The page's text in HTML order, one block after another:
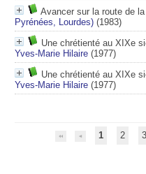
Avancer sur la route de
Pyrénées, Lourdes) (1983)
Une chrétienté au XIXe
Yves-Marie Hilaire (1977)
Une chrétienté au XIXe
Yves-Marie Hilaire (1977)
1 2 3